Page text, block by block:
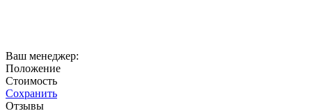
Ваш менеджер:
Положение
Стоимость
Сохранить
Отзывы